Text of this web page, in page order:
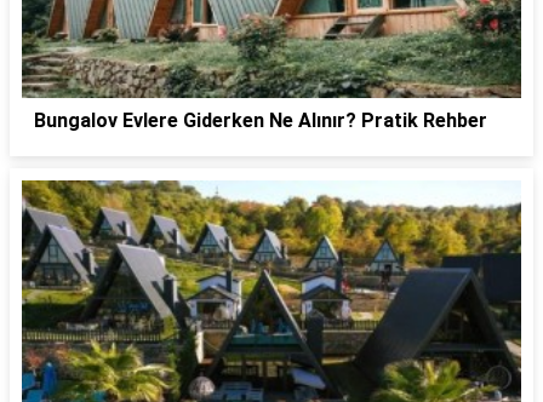
Bungalov Evlere Giderken Ne Alınır? Pratik Rehber